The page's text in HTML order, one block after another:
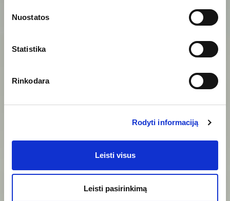
Nuostatos
Statistika
Rinkodara
Rodyti informaciją
Leisti visus
Leisti pasirinkimą
Skaityti daugiau
KLIENTAMS